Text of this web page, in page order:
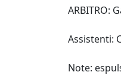
ARBITRO:
Assistenti:
Note: